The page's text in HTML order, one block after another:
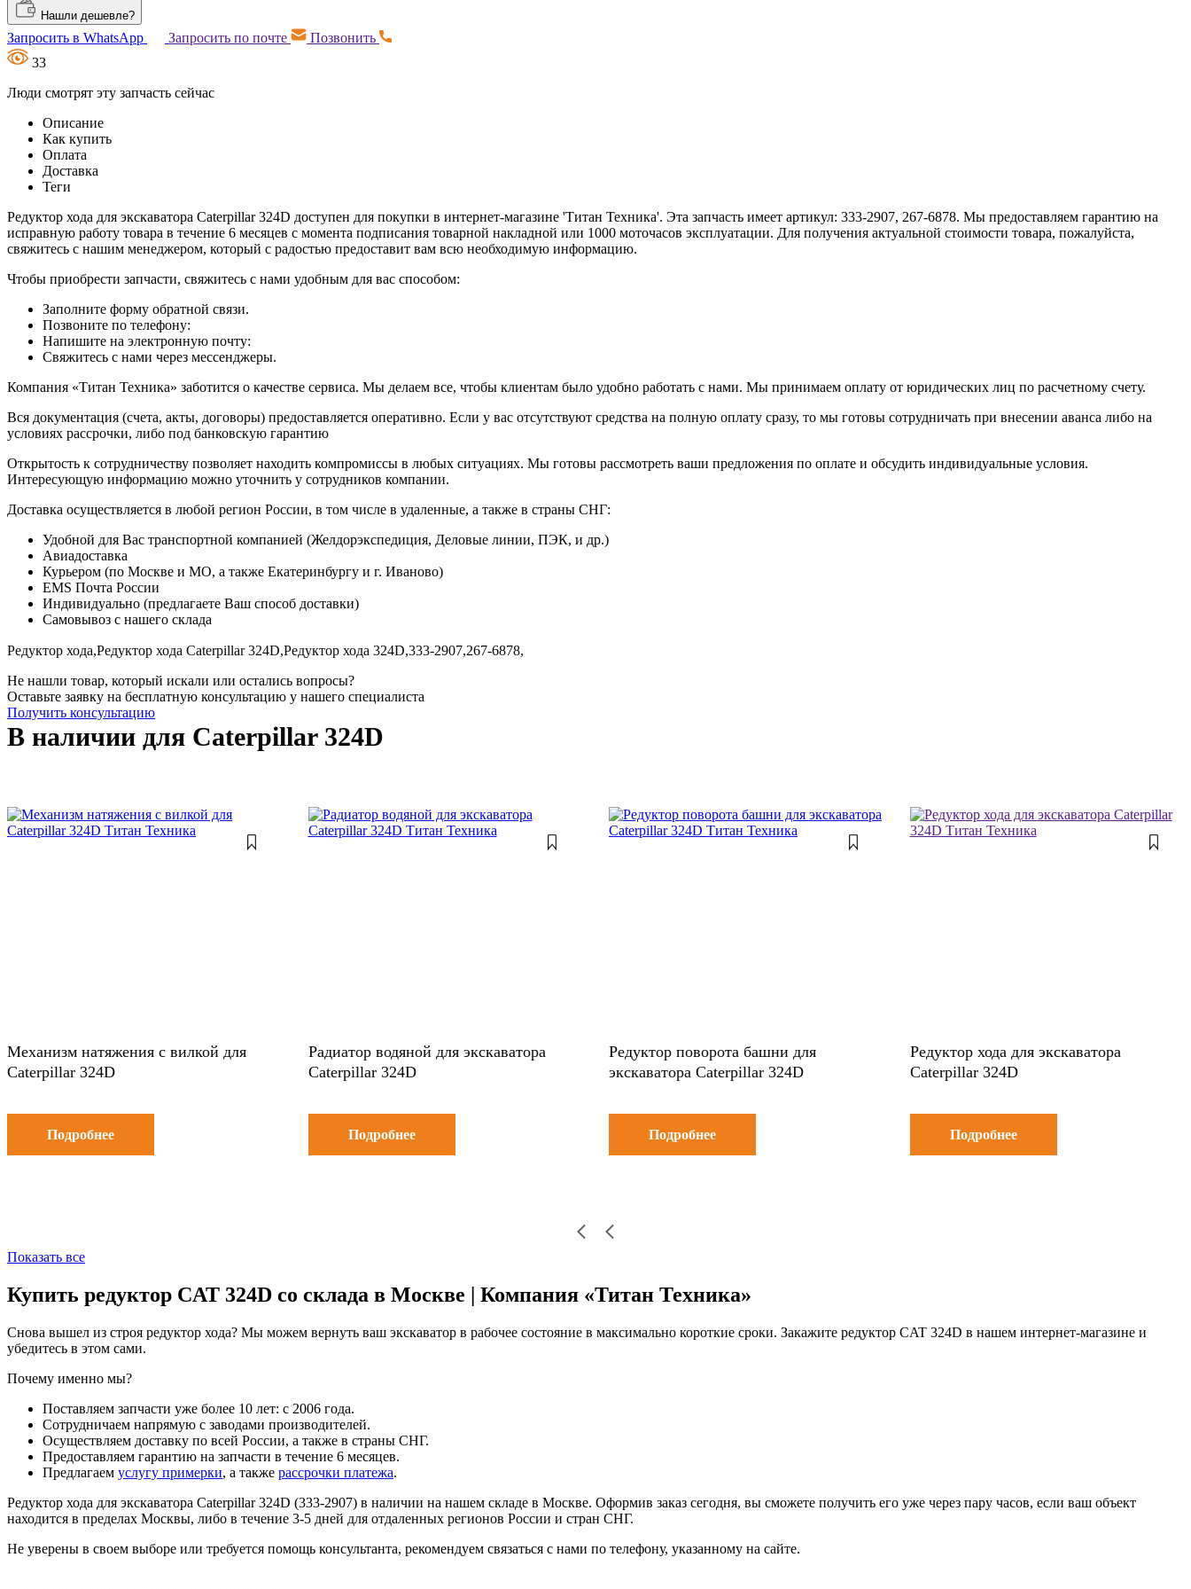
Нашли дешевле?
Запросить в WhatsApp Запросить по почте
Позвонить
33
Люди смотрят эту запчасть сейчас
Описание
Как купить
Оплата
Доставка
Теги
Редуктор хода для экскаватора Caterpillar 324D доступен для покупки в интернет-магазине 'Титан Техника'. Эта запчасть имеет артикул: 333-2907, 267-6878. Мы предоставляем гарантию на
исправную работу товара в течение 6 месяцев с момента подписания товарной накладной или 1000 моточасов эксплуатации. Для получения актуальной стоимости товара, пожалуйста,
свяжитесь с нашим менеджером, который с радостью предоставит вам всю необходимую информацию.
Чтобы приобрести запчасти, свяжитесь с нами удобным для вас способом:
Заполните форму обратной связи.
Позвоните по телефону:
Напишите на электронную почту:
Свяжитесь с нами через мессенджеры.
Компания «Титан Техника» заботится о качестве сервиса. Мы делаем все, чтобы клиентам было удобно работать с нами. Мы принимаем оплату от юридических лиц по расчетному счету.
Вся документация (счета, акты, договоры) предоставляется оперативно. Если у вас отсутствуют средства на полную оплату сразу, то мы готовы сотрудничать при внесении аванса либо на
условиях рассрочки, либо под банковскую гарантию
Открытость к сотрудничеству позволяет находить компромиссы в любых ситуациях. Мы готовы рассмотреть ваши предложения по оплате и обсудить индивидуальные условия.
Интересующую информацию можно уточнить у сотрудников компании.
Доставка осуществляется в любой регион России, в том числе в удаленные, а также в страны СНГ:
Удобной для Вас транспортной компанией (Желдорэкспедиция, Деловые линии, ПЭК, и др.)
Авиадоставка
Курьером (по Москве и МО, а также Екатеринбургу и г. Иваново)
EMS Почта России
Индивидуально (предлагаете Ваш способ доставки)
Самовывоз с нашего склада
Редуктор хода,Редуктор хода Caterpillar 324D,Редуктор хода 324D,333-2907,267-6878,
Не нашли товар, который искали или остались вопросы?
Оставьте заявку на бесплатную консультацию у нашего специалиста
Получить консультацию
В наличии для Caterpillar 324D
Механизм натяжения c вилкой для
Caterpillar 324D
Подробнее
Радиатор водяной для экскаватора
Caterpillar 324D
Подробнее
Редуктор поворота башни для
экскаватора Caterpillar 324D
Подробнее
Редуктор хода для экскаватора
Caterpillar 324D
Подробнее
Показать все
Купить редуктор CAT 324D со склада в Москве | Компания «Титан Техника»
Снова вышел из строя редуктор хода? Мы можем вернуть ваш экскаватор в рабочее состояние в максимально короткие сроки. Закажите редуктор CAT 324D в нашем интернет-магазине и
убедитесь в этом сами.
Почему именно мы?
Поставляем запчасти уже более 10 лет: с 2006 года.
Сотрудничаем напрямую с заводами производителей.
Осуществляем доставку по всей России, а также в страны СНГ.
Предоставляем гарантию на запчасти в течение 6 месяцев.
Предлагаем услугу примерки, а также рассрочки платежа.
Редуктор хода для экскаватора Caterpillar 324D (333-2907) в наличии на нашем складе в Москве. Оформив заказ сегодня, вы сможете получить его уже через пару часов, если ваш объект
находится в пределах Москвы, либо в течение 3-5 дней для отдаленных регионов России и стран СНГ.
Не уверены в своем выборе или требуется помощь консультанта, рекомендуем связаться с нами по телефону, указанному на сайте.